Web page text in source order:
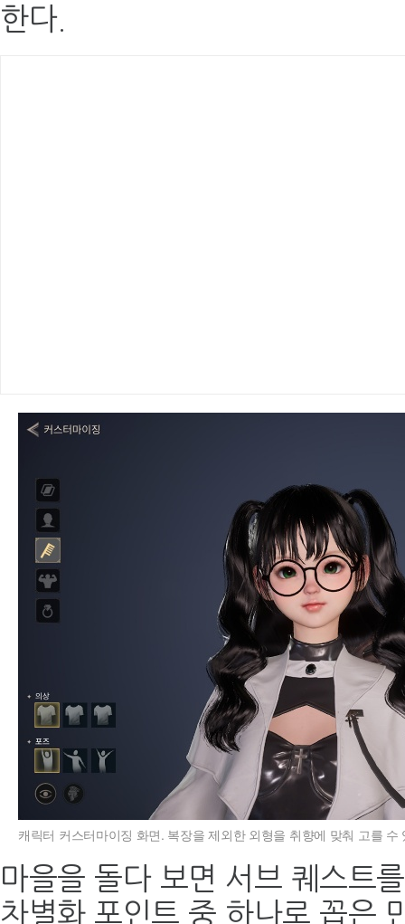
한다.
캐릭터 커스터마이징 화면. 복장을 제외한 외형을 취향에 맞춰 고를 수
마을을 돌다 보면 서브 퀘스트
차별화 포인트 중 하나로 꼽은